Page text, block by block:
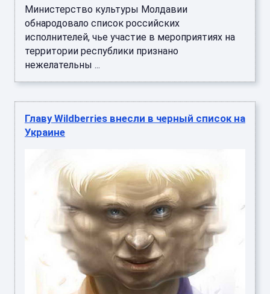
Министерство культуры Молдавии
обнародовало список российских
исполнителей, чье участие в мероприятиях на
территории республики признано
нежелательны ...
Главу Wildberries внесли в черный список на
Украине